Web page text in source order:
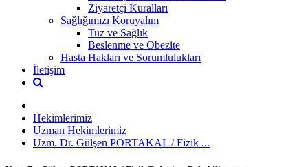
Ziyaretçi Kuralları
Sağlığımızı Koruyalım
Tuz ve Sağlık
Beslenme ve Obezite
Hasta Hakları ve Sorumlulukları
İletişim
Hekimlerimiz
Uzman Hekimlerimiz
Uzm. Dr. Gülşen PORTAKAL / Fizik ...